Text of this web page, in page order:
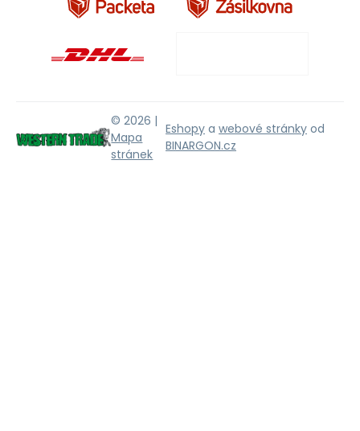
© 2026 |
Mapa
stránek
Eshopy a webové stránky od
BINARGON.cz